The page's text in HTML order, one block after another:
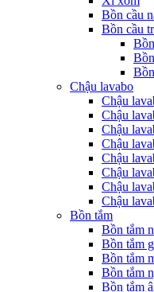
Bồn cầu
Bồn cầu
Chậu lavabo
Chậu
Chậu
Chậu
Chậu
Chậu
Chậu
Chậu
Chậu
Bồn tắm
Bồn tắm
Bồn tắm
Bồn tắm
Bồn tắm
Bồn tắm